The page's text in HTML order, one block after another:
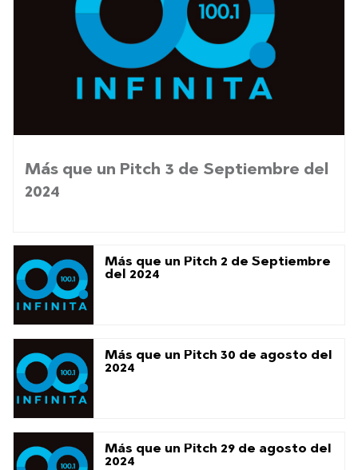
Más que un Pitch 3 de Septiembre del
2024
Más que un Pitch 2 de Septiembre
del 2024
Más que un Pitch 30 de agosto del
2024
Más que un Pitch 29 de agosto del
2024